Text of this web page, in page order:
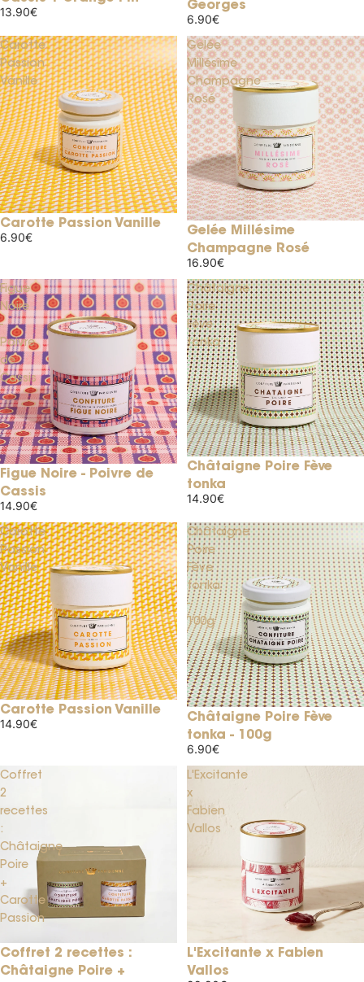
13.90€
Georges
6.90€
Carotte
Passion
Vanille
Carotte Passion Vanille
6.90€
Gelée
Millésime
Champagne
Rosé
Gelée Millésime
Champagne Rosé
16.90€
Figue
Noire
-
Poivre
de
Cassis
Figue Noire - Poivre de
Cassis
14.90€
Châtaigne
Poire
Fève
tonka
Châtaigne Poire Fève
tonka
14.90€
Carotte
Passion
Vanille
Carotte Passion Vanille
14.90€
Châtaigne
Poire
Fève
tonka
-
100g
Châtaigne Poire Fève
tonka - 100g
6.90€
Coffret
2
recettes
:
Châtaigne
Poire
+
Carotte
Passion
Coffret 2 recettes :
Châtaigne Poire +
L'Excitante
x
Fabien
Vallos
Épuisé
L'Excitante x Fabien
Vallos